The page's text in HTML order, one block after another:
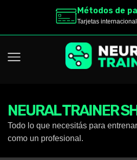
Los
NEURAL TRAINER
Todo lo que necesitás para
como un profesional.